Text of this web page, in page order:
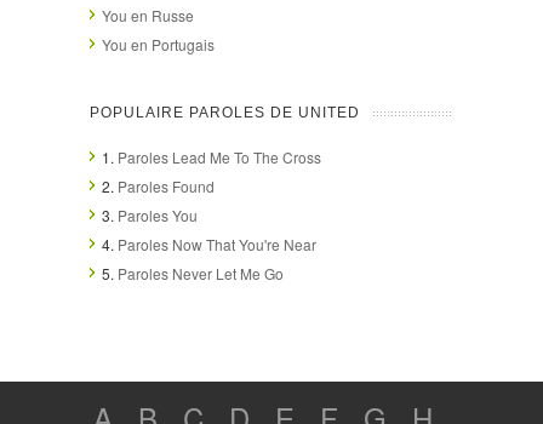
You en Russe
You en Portugais
POPULAIRE PAROLES DE UNITED
1. Paroles Lead Me To The Cross
2. Paroles Found
3. Paroles You
4. Paroles Now That You're Near
5. Paroles Never Let Me Go